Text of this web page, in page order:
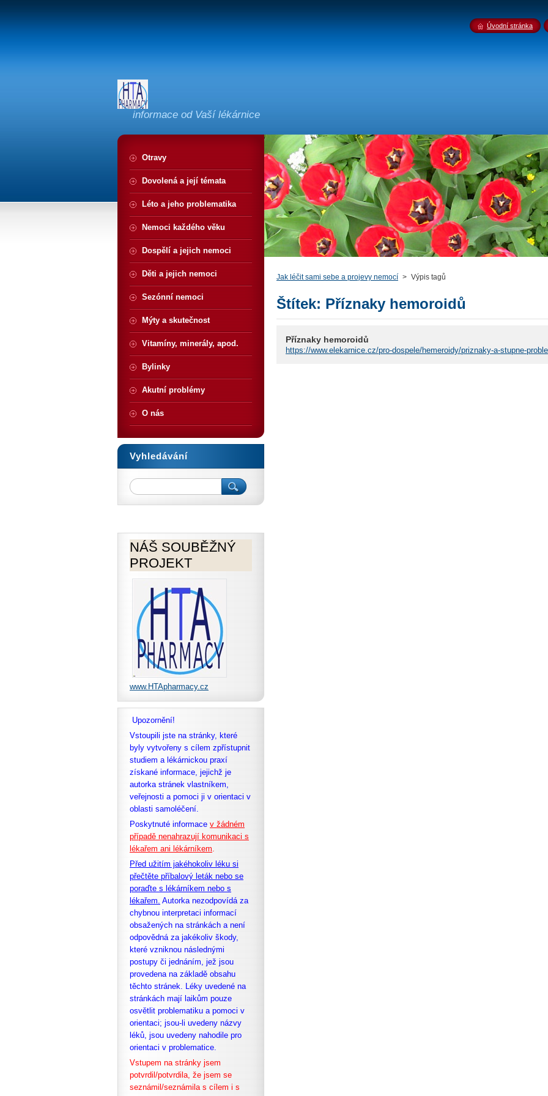
informace od Vaší lékárnice
Jak léčit sami sebe a projevy nemocí > Výpis tagů
Štítek: Příznaky hemoroidů
Příznaky hemoroidů
https://www.elekarnice.cz/pro-dospele/hemeroidy/priznaky-a-stupne-
Otravy
Dovolená a její témata
Léto a jeho problematika
Nemoci každého věku
Dospělí a jejich nemoci
Děti a jejich nemoci
Sezónní nemoci
Mýty a skutečnost
Vitamíny, minerály, apod.
Bylinky
Akutní problémy
O nás
Vyhledávání
NÁŠ SOUBĚŽNÝ
PROJEKT
www.HTApharmacy.cz
Upozornění!
Vstoupili jste na stránky, které
byly vytvořeny s cílem zpřístupnit
studiem a lékárnickou praxí
získané informace, jejichž je
autorka stránek vlastníkem,
veřejnosti a pomoci ji v orientaci v
oblasti samoléčení.
Poskytnuté informace v žádném
případě nenahrazují komunikaci s
lékařem ani lékárníkem.
Před užitím jakéhokoliv léku si
přečtěte příbalový leták nebo se
poraďte s lékárníkem nebo s
lékařem. Autorka nezodpovídá za
chybnou interpretaci informací
obsažených na stránkách a není
odpovědná za jakékoliv škody,
které vzniknou následnými
postupy či jednáním, jež jsou
provedena na základě obsahu
těchto stránek. Léky uvedené na
stránkách mají laikům pouze
osvětlit problematiku a pomoci v
orientaci; jsou-li uvedeny názvy
léků, jsou uvedeny nahodile pro
orientaci v problematice.
Vstupem na stránky jsem
potvrdil/potvrdila, že jsem se
seznámil/seznámila s cílem i s
Úvodní stránka